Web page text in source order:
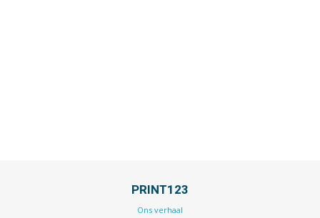
PRINT123
Ons verhaal